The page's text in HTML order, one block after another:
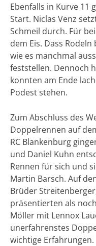
Ebenfalls in Kurve 11
Start. Niclas Venz
Schmeil durch. Für
dem Eis. Dass
wie es manchmal
feststellen. Dennoch
konnten am Ende
Podest stehen.
Zum Abschluss des
Doppelrennen auf
RC Blankenburg
und Daniel Kuhn
Rennen für sich und
Martin Barsch. Auf
Brüder
präsentierten als
Möller mit Lennox
unerfahrenstes
wichtige Erfahrungen.